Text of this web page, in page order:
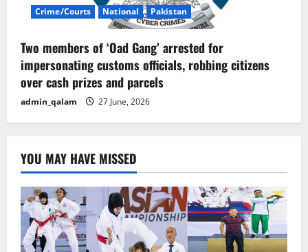
Crime/Courts National Pakistan
Two members of ‘Oad Gang’ arrested for
impersonating customs officials, robbing citizens
over cash prizes and parcels
admin_qalam 27 June, 2026
YOU MAY HAVE MISSED